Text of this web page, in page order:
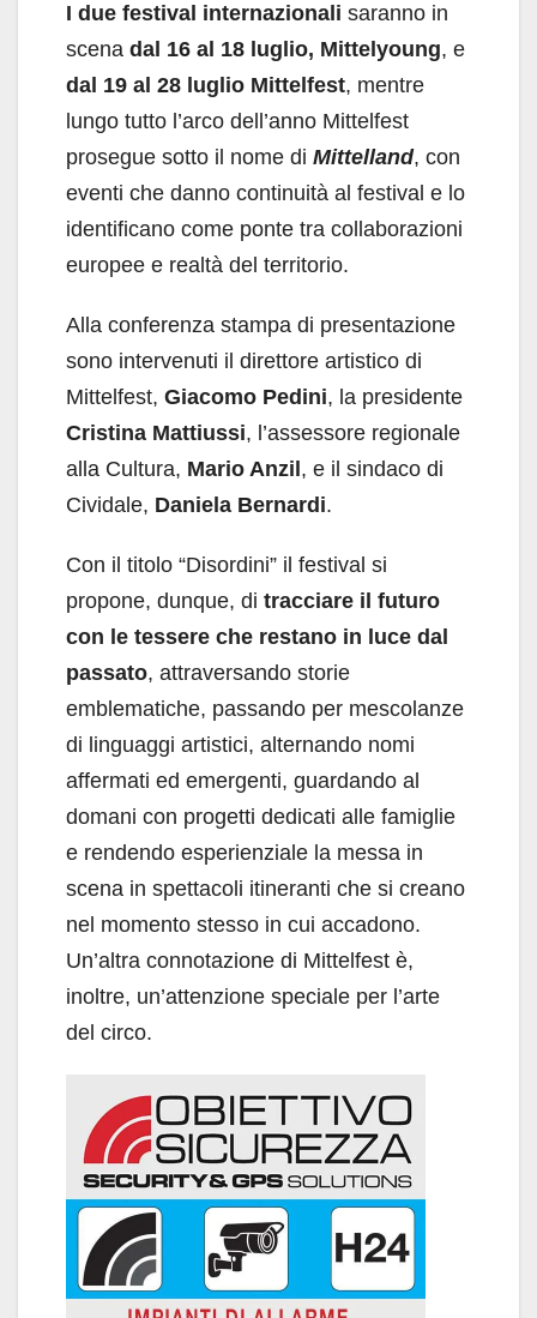
I due festival internazionali saranno in
scena dal 16 al 18 luglio, Mittelyoung, e
dal 19 al 28 luglio Mittelfest, mentre
lungo tutto l’arco dell’anno Mittelfest
prosegue sotto il nome di Mittelland, con
eventi che danno continuità al festival e lo
identificano come ponte tra collaborazioni
europee e realtà del territorio.
Alla conferenza stampa di presentazione
sono intervenuti il direttore artistico di
Mittelfest, Giacomo Pedini, la presidente
Cristina Mattiussi, l’assessore regionale
alla Cultura, Mario Anzil , e il sindaco di
Cividale, Daniela Bernardi.
Con il titolo “Disordini” il festival si
propone, dunque, di tracciare il futuro
con le tessere che restano in luce dal
passato, attraversando storie
emblematiche, passando per mescolanze
di linguaggi artistici, alternando nomi
affermati ed emergenti, guardando al
domani con progetti dedicati alle famiglie
e rendendo esperienziale la messa in
scena in spettacoli itineranti che si creano
nel momento stesso in cui accadono.
Un’altra connotazione di Mittelfest è,
inoltre, un’attenzione speciale per l’arte
del circo.